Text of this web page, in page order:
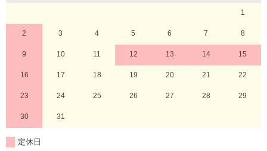
1
2 3 4 5 6 7 8
9 10 11 12 13 14 15
16 17 18 19 20 21 22
23 24 25 26 27 28 29
30 31
定休日